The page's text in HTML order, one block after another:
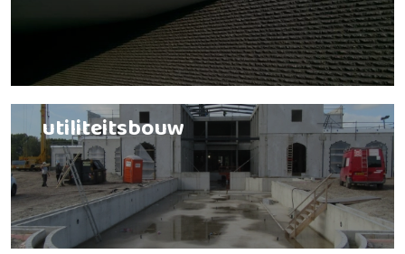
utiliteitsbouw